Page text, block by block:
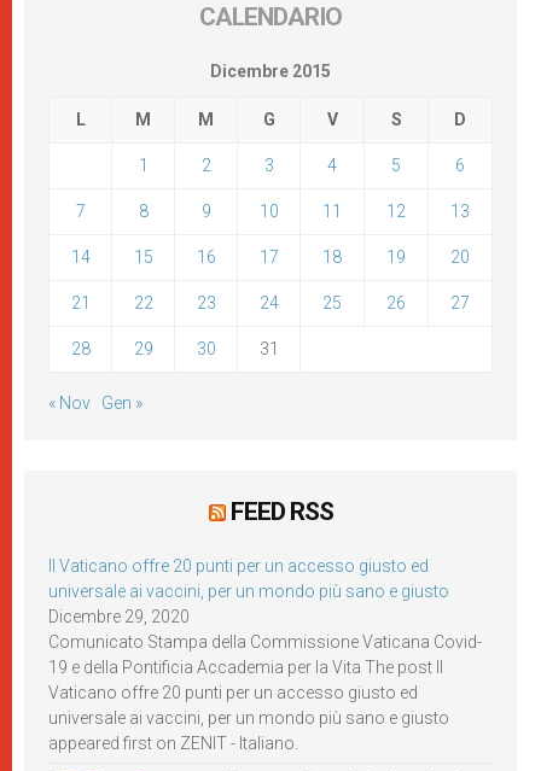
CALENDARIO
Dicembre 2015
L M M G V S D
1 2 3 4 5 6
7 8 9 10 11 12 13
14 15 16 17 18 19 20
21 22 23 24 25 26 27
28 29 30 31
« Nov Gen »
FEED RSS
Il Vaticano offre 20 punti per un accesso giusto ed
universale ai vaccini, per un mondo più sano e giusto
Dicembre 29, 2020
Comunicato Stampa della Commissione Vaticana Covid-
19 e della Pontificia Accademia per la Vita The post Il
Vaticano offre 20 punti per un accesso giusto ed
universale ai vaccini, per un mondo più sano e giusto
appeared first on ZENIT - Italiano.